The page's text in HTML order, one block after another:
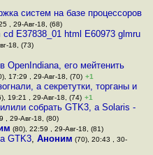
систем на базе процессоров
, 29-Авг-18, (68)
E37838_01 html E60973 glmru
18, (73)
OpenIndiana, его мейтенить
17:29 , 29-Авг-18, (70) +1
а секретутки, торганы и
19:21 , 29-Авг-18, (74) +1
собрать GTK3, а Solaris -
, 29-Авг-18, (80)
(80), 22:59 , 29-Авг-18, (81)
GTK3, Аноним (70), 20:43 , 30-